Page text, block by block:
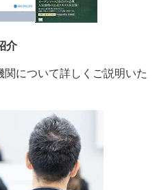
介
について詳しくご説明いた